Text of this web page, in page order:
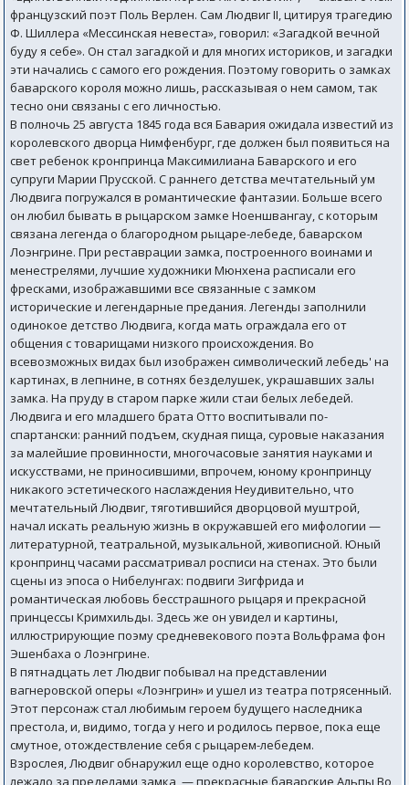
французский поэт Поль Верлен. Сам Людвиг II, цитируя трагедию
Ф. Шиллера «Мессинская невеста», говорил: «Загадкой вечной
буду я себе». Он стал загадкой и для многих историков, и загадки
эти начались с самого его рождения. Поэтому говорить о замках
баварского короля можно лишь, рассказывая о нем самом, так
тесно они связаны с его личностью.
В полночь 25 августа 1845 года вся Бавария ожидала известий из
королевского дворца Нимфенбург, где должен был появиться на
свет ребенок кронпринца Максимилиана Баварского и его
супруги Марии Прусской. С раннего детства мечтательный ум
Людвига погружался в романтические фантазии. Больше всего
он любил бывать в рыцарском замке Ноеншвангау, с которым
связана легенда о благородном рыцаре-лебеде, баварском
Лоэнгрине. При реставрации замка, построенного воинами и
менестрелями, лучшие художники Мюнхена расписали его
фресками, изображавшими все связанные с замком
исторические и легендарные предания. Легенды заполнили
одинокое детство Людвига, когда мать ограждала его от
общения с товарищами низкого происхождения. Во
всевозможных видах был изображен символический лебедь' на
картинах, в лепнине, в сотнях безделушек, украшавших залы
замка. На пруду в старом парке жили стаи белых лебедей.
Людвига и его младшего брата Отто воспитывали по-
спартански: ранний подъем, скудная пища, суровые наказания
за малейшие провинности, многочасовые занятия науками и
искусствами, не приносившими, впрочем, юному кронпринцу
никакого эстетического наслаждения Неудивительно, что
мечтательный Людвиг, тяготившийся дворцовой муштрой,
начал искать реальную жизнь в окружавшей его мифологии —
литературной, театральной, музыкальной, живописной. Юный
кронпринц часами рассматривал росписи на стенах. Это были
сцены из эпоса о Нибелунгах: подвиги Зигфрида и
романтическая любовь бесстрашного рыцаря и прекрасной
принцессы Кримхильды. Здесь же он увидел и картины,
иллюстрирующие поэму средневекового поэта Вольфрама фон
Эшенбаха о Лоэнгрине.
В пятнадцать лет Людвиг побывал на представлении
вагнеровской оперы «Лоэнгрин» и ушел из театра потрясенный.
Этот персонаж стал любимым героем будущего наследника
престола, и, видимо, тогда у него и родилось первое, пока еще
смутное, отождествление себя с рыцарем-лебедем.
Взрослея, Людвиг обнаружил еще одно королевство, которое
лежало за пределами замка, — прекрасные баварские Альпы Во